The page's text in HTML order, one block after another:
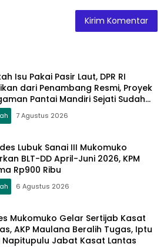
Isu Pakai Pasir Laut, DPR RI
dari Penambang Resmi, Proyek
Pantai Mandiri Sejati Sudah
Spesifikasi
7 Agustus 2026
Lubuk Sanai III Mukomuko
BLT-DD April-Juni 2026, KPM
Rp900 Ribu
6 Agustus 2026
Mukomuko Gelar Sertijab Kasat
AKP Maulana Beralih Tugas, Iptu
Napitupulu Jabat Kasat Lantas